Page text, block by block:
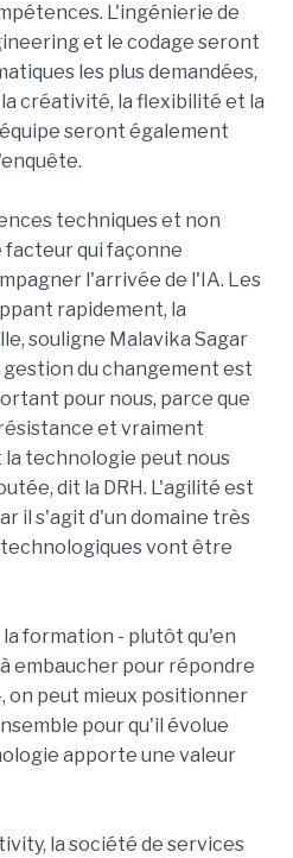
L'ingénierie de
et le codage seront
les plus demandées,
créativité, la flexibilité et la
seront également
techniques et non
qui façonne
l'arrivée de l'IA. Les
rapidement, la
souligne Malavika Sagar
gestion du changement est
pour nous, parce que
et vraiment
technologie peut nous
dit la DRH. L'agilité est
il s'agit d'un domaine très
vont être
formation - plutôt qu'en
embaucher pour répondre
on peut mieux positionner
pour qu'il évolue
apporte une valeur
la société de services